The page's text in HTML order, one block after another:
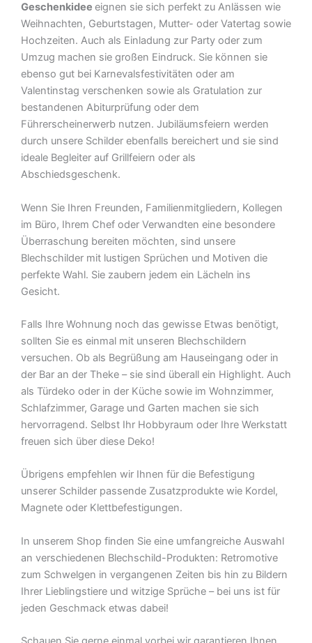
Geschenkidee eignen sie sich perfekt zu Anlässen wie
Weihnachten, Geburtstagen, Mutter- oder Vatertag sowie
Hochzeiten. Auch als Einladung zur Party oder zum
Umzug machen sie großen Eindruck. Sie können sie
ebenso gut bei Karnevalsfestivitäten oder am
Valentinstag verschenken sowie als Gratulation zur
bestandenen Abiturprüfung oder dem
Führerscheinerwerb nutzen. Jubiläumsfeiern werden
durch unsere Schilder ebenfalls bereichert und sie sind
ideale Begleiter auf Grillfeiern oder als
Abschiedsgeschenk.
Wenn Sie Ihren Freunden, Familienmitgliedern, Kollegen
im Büro, Ihrem Chef oder Verwandten eine besondere
Überraschung bereiten möchten, sind unsere
Blechschilder mit lustigen Sprüchen und Motiven die
perfekte Wahl. Sie zaubern jedem ein Lächeln ins
Gesicht.
Falls Ihre Wohnung noch das gewisse Etwas benötigt,
sollten Sie es einmal mit unseren Blechschildern
versuchen. Ob als Begrüßung am Hauseingang oder in
der Bar an der Theke – sie sind überall ein Highlight. Auch
als Türdeko oder in der Küche sowie im Wohnzimmer,
Schlafzimmer, Garage und Garten machen sie sich
hervorragend. Selbst Ihr Hobbyraum oder Ihre Werkstatt
freuen sich über diese Deko!
Übrigens empfehlen wir Ihnen für die Befestigung
unserer Schilder passende Zusatzprodukte wie Kordel,
Magnete oder Klettbefestigungen.
In unserem Shop finden Sie eine umfangreiche Auswahl
an verschiedenen Blechschild-Produkten: Retromotive
zum Schwelgen in vergangenen Zeiten bis hin zu Bildern
Ihrer Lieblingstiere und witzige Sprüche – bei uns ist für
jeden Geschmack etwas dabei!